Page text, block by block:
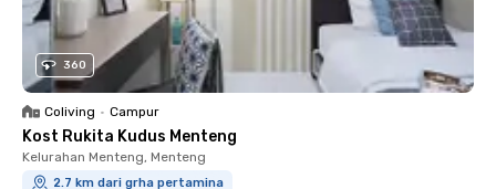
360
Coliving • Campur
Kost Rukita Kudus Menteng
Kelurahan Menteng, Menteng
2.7 km dari grha pertamina